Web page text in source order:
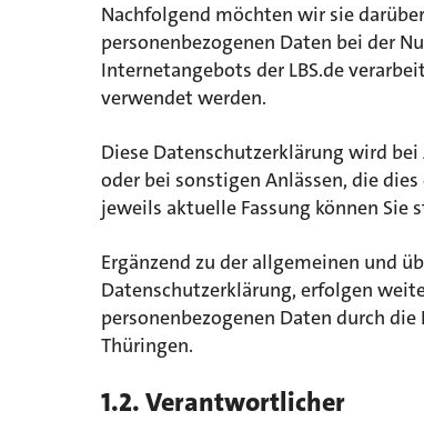
Nachfolgend möchten wir sie
personenbezogenen Daten bei der
Internetangebots der LBS.de
verwendet werden.
Diese Datenschutzerklärung wird
oder bei sonstigen Anlässen, die
jeweils aktuelle Fassung können
Ergänzend zu der allgemeinen und
Datenschutzerklärung, erfolgen
personenbezogenen Daten durch die
Thüringen.
1.2. Verantwortlicher